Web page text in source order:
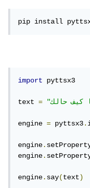
pip install
import pyttsx3
text =
engine = pyttsx3.
engine.
engine.
engine.say(text)